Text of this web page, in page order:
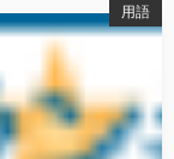
用語